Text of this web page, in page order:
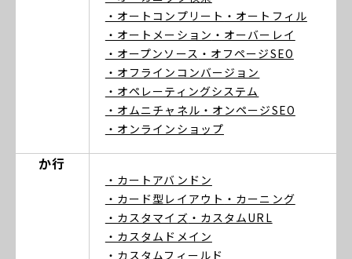
・オートコンプリート ・オートフィル
・オートメーション ・オーバーレイ
・オープンソース ・オフページSEO
・オフラインコンバージョン
・オペレーティングシステム
・オムニチャネル ・オンページSEO
・オンラインショップ
か行
・カートアバンドン
・カード型レイアウト ・カーニング
・カスタマイズ ・カスタムURL
・カスタムドメイン
・カスタムフィールド